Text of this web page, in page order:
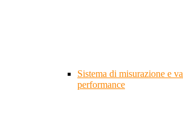
Sistema di misurazione e
performance